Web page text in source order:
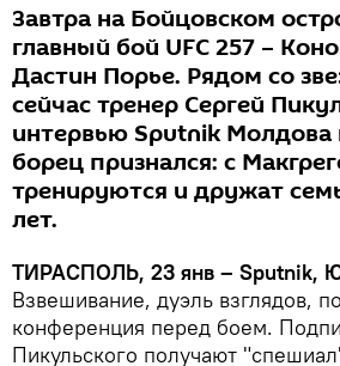
Завтра на Бойцовском
главный бой UFC 257 –
Дастин Порье. Рядом со
сейчас тренер Сергей
интервью Sputnik Молдова
борец признался: с
тренируются и дружат
лет.
ТИРАСПОЛЬ, 23 янв – Sputnik,
Взвешивание, дуэль взглядов,
конференция перед боем.
Пикульского получают